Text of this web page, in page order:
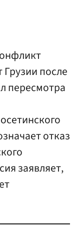
Грузии после
пересмотра
отказ
заявляет,